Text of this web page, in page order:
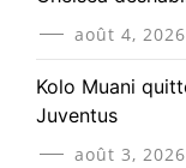
août 4, 2026
Kolo Muani
Juventus
août 3, 2026